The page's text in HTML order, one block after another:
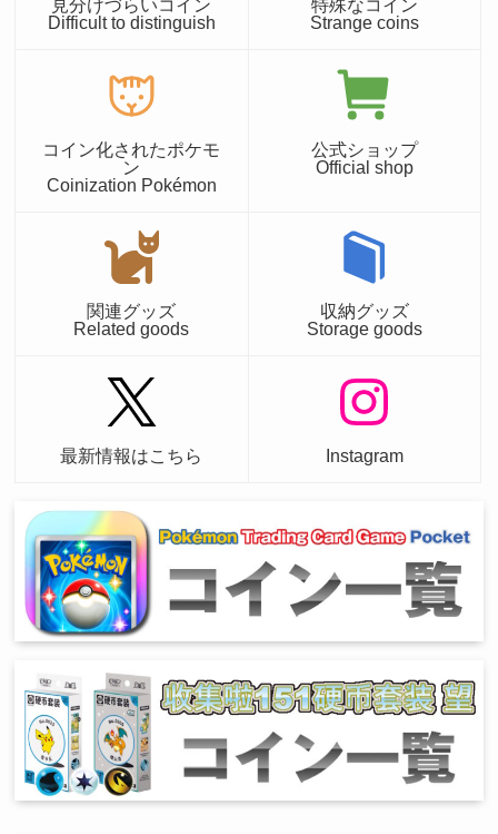
見分けづらいコイン
Difficult to distinguish
特殊なコイン
Strange coins
コイン化されたポケモ
ン
Coinization Pokémon
公式ショップ
Official shop
関連グッズ
Related goods
収納グッズ
Storage goods
最新情報はこちら Instagram